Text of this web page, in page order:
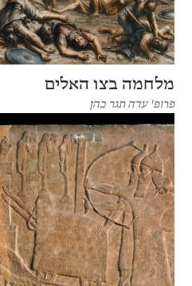
מלחמה בצו האלים
פרופ' עדה תגר כהן